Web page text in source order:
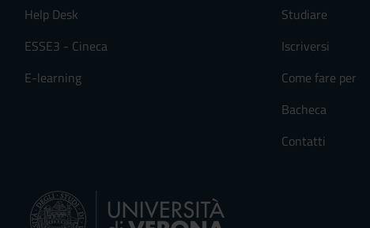
Help Desk
ESSE3 - Cineca
E-learning
Studiare
Iscriversi
Come fare per
Bacheca
Contatti